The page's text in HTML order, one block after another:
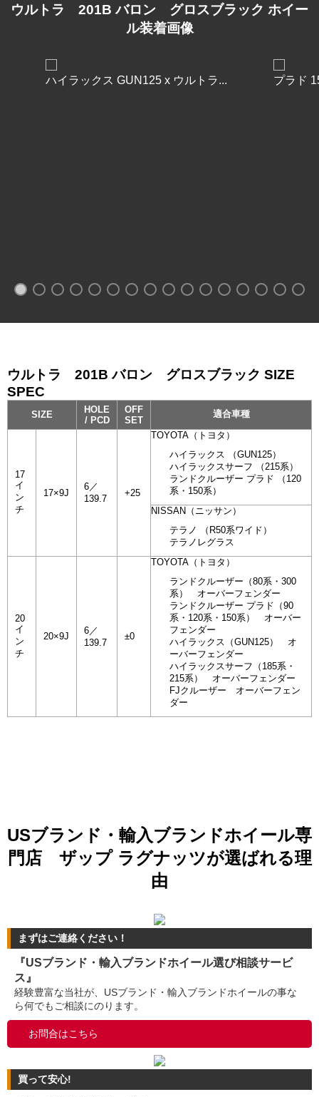
ウルトラ 201B バロン グロスブラック ホイー
ル装着画像
ハイラックス GUN125 x ウルトラ... プラド
ウルトラ 201B バロン グロスブラック SIZE
SPEC
SIZE
HOLE
/ PCD
OFF
SET
適合車種
17
イ
ン
チ
17×9J
6／
139.7
+25
TOYOTA（トヨタ）
ハイラックス （GUN125）
ハイラックスサーフ （215系）
ランドクルーザー プラド （120
系・150系）
NISSAN（ニッサン）
テラノ （R50系ワイド）
テラノレグラス
20
イ
ン
チ
20×9J
6／
139.7
±0
TOYOTA（トヨタ）
ランドクルーザー（80系・300
系） オーバーフェンダー
ランドクルーザー プラド（90
系・120系・150系） オーバー
フェンダー
ハイラックス（GUN125） オ
ーバーフェンダー
ハイラックスサーフ（185系・
215系） オーバーフェンダー
FJクルーザー オーバーフェン
ダー
USブランド・輸入ブランドホイール専
門店 ザップ ラグナッツが選ばれる理
由
まずはご連絡ください！
『USブランド・輸入ブランドホイール選び相談サービ
ス』
経験豊富な当社が、USブランド・輸入ブランドホイールの事な
ら何でもご相談にのります。
お問合はこちら
買って安心!